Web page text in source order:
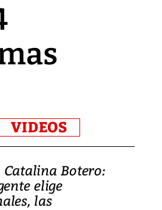
VIDEOS
Catalina Botero:
elige
las